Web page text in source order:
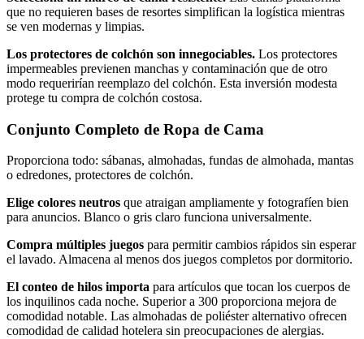
que no requieren bases de resortes simplifican la logística mientras
se ven modernas y limpias.
Los protectores de colchón son innegociables. Los protectores
impermeables previenen manchas y contaminación que de otro
modo requerirían reemplazo del colchón. Esta inversión modesta
protege tu compra de colchón costosa.
Conjunto Completo de Ropa de Cama
Proporciona todo: sábanas, almohadas, fundas de almohada, mantas
o edredones, protectores de colchón.
Elige colores neutros que atraigan ampliamente y fotografíen bien
para anuncios. Blanco o gris claro funciona universalmente.
Compra múltiples juegos para permitir cambios rápidos sin esperar
el lavado. Almacena al menos dos juegos completos por dormitorio.
El conteo de hilos importa para artículos que tocan los cuerpos de
los inquilinos cada noche. Superior a 300 proporciona mejora de
comodidad notable. Las almohadas de poliéster alternativo ofrecen
comodidad de calidad hotelera sin preocupaciones de alergias.